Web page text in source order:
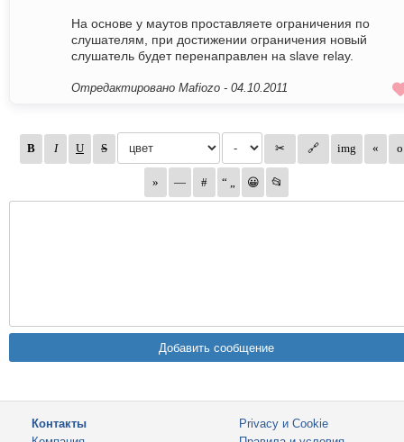
На основе у маутов проставляете ограничения по
слушателям, при достижении ограничения новый
слушатель будет перенаправлен на slave relay.
Отредактировано Mafiozo - 04.10.2011
Контакты
Privacy и Cookie